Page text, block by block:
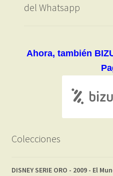
del Whatsapp
Ahora, también
Colecciones
DISNEY SERIE ORO - 2009 - El